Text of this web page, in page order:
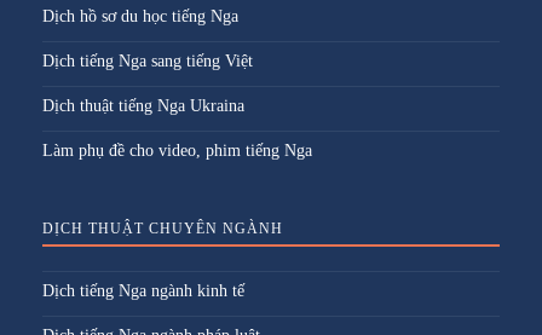
Dịch hồ sơ du học tiếng Nga
Dịch tiếng Nga sang tiếng Việt
Dịch thuật tiếng Nga Ukraina
Làm phụ đề cho video, phim tiếng Nga
DỊCH THUẬT CHUYÊN NGÀNH
Dịch tiếng Nga ngành kinh tế